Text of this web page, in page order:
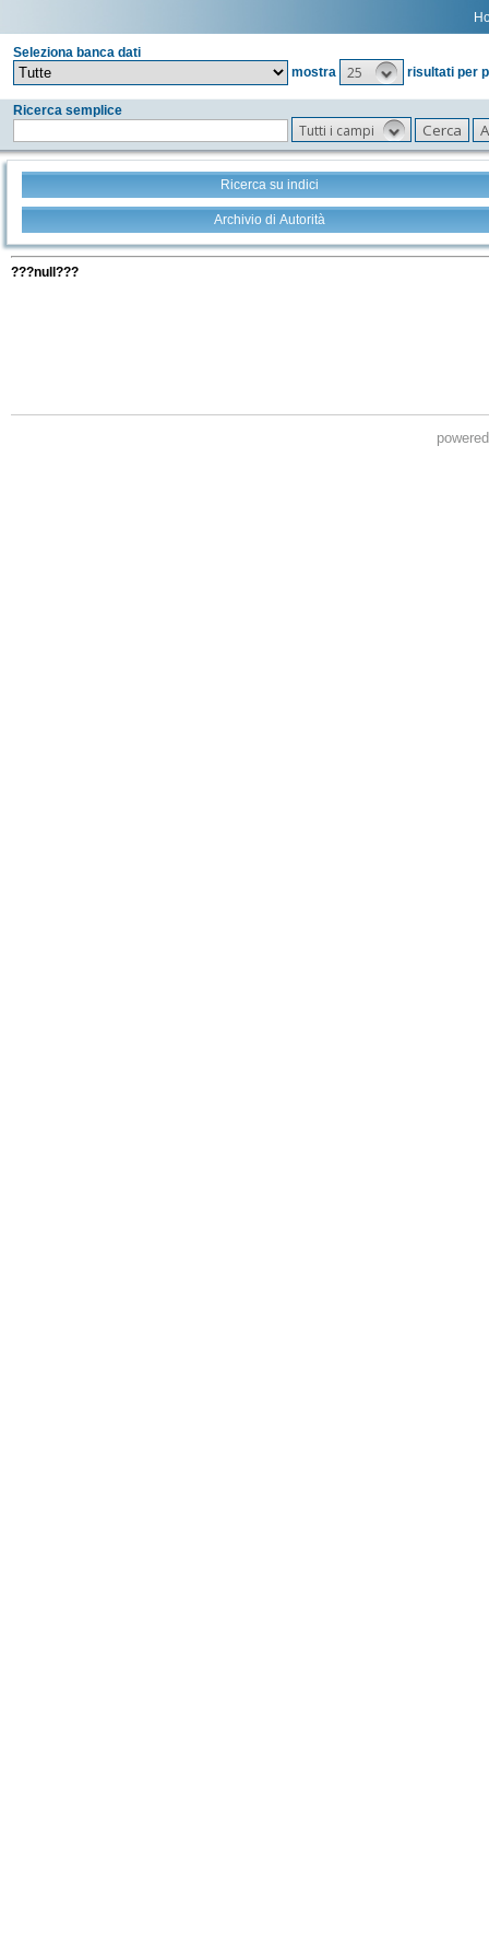
Seleziona banca dati
mostra
25 risultati per
Ricerca semplice
Tutti i campi
Ricerca su indici
Archivio di Autorità
???null???